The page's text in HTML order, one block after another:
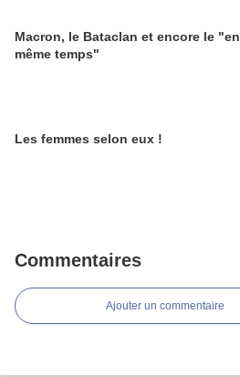
Macron, le Bataclan et encore le "en
même temps"
Les femmes selon eux !
Commentaires
Ajouter un commentaire